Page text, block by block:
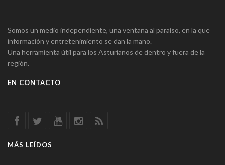
Somos un medio independiente, una ventana al paraíso, en la que
información y entretenimiento se dan la mano.
Una herramienta útil para los Asturianos de dentro y fuera de la
región.
EN CONTACTO
MÁS LEÍDOS